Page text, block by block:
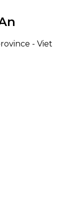
- Viet